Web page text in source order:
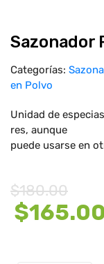
Sazonador
Categorías:
en Polvo
Unidad de
res, aunque
puede usarse en
$180.00
Original
$165.00